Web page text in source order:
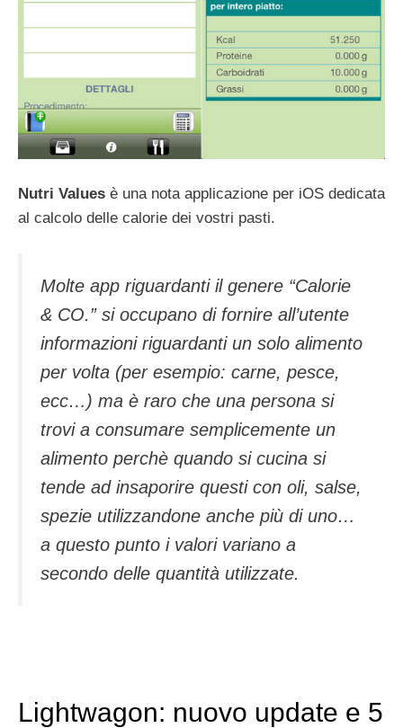
Nutri Values è una nota applicazione per iOS dedicata
al calcolo delle calorie dei vostri pasti.
Molte app riguardanti il genere “Calorie
& CO.” si occupano di fornire all’utente
informazioni riguardanti un solo alimento
per volta (per esempio: carne, pesce,
ecc…) ma è raro che una persona si
trovi a consumare semplicemente un
alimento perchè quando si cucina si
tende ad insaporire questi con oli, salse,
spezie utilizzandone anche più di uno…
a questo punto i valori variano a
secondo delle quantità utilizzate.
Lightwagon: nuovo update e 5